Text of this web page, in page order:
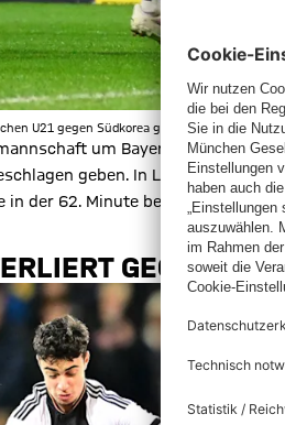
U21 gegen Südkorea geschlagen geben.
um Bayern-Angreifer
geben. In Le Havre
in der 62. Minute beim Stand von
GEGEN